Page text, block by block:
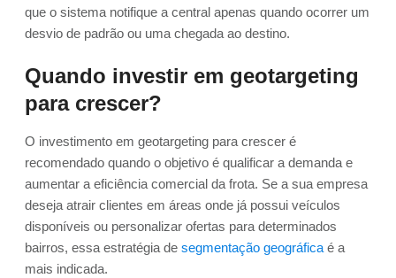
que o sistema notifique a central apenas quando ocorrer um
desvio de padrão ou uma chegada ao destino.
Quando investir em geotargeting
para crescer?
O investimento em geotargeting para crescer é
recomendado quando o objetivo é qualificar a demanda e
aumentar a eficiência comercial da frota. Se a sua empresa
deseja atrair clientes em áreas onde já possui veículos
disponíveis ou personalizar ofertas para determinados
bairros, essa estratégia de segmentação geográfica é a
mais indicada.